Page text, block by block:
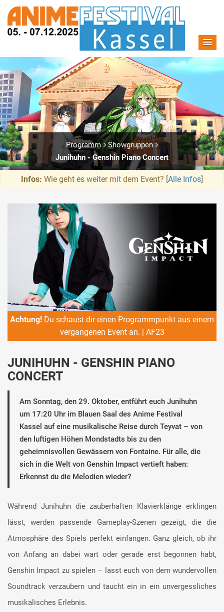
Programm
Showgruppen
Junihuhn - Genshin Piano Concert
Infos: Wie geht es weiter mit dem Event? [Alle Infos]
Achtung! Du schaust dir einen Programmpunkt aus einem
vergangenen Event an. | AF23
JUNIHUHN - GENSHIN PIANO
CONCERT
Am Sonntag, den 29. Oktober, entführt euch Junihuhn
um 17:20 Uhr im Blauen Saal des Anime Festival
Kassel auf eine musikalische Reise durch Teyvat – von
den luftigen Höhen Mondstadts bis zu den
geheimnisvollen Gewässern von Fontaine. Für alle, die
sich in die Welt von Genshin Impact vertieft haben:
Erkennst du die Melodien wieder?
Während Junihuhn die zauberhaften Klavierklänge erklingen
lässt, werden passende Gameplay-Szenen gezeigt, die die
Atmosphäre des Spiels perfekt einfangen. Ganz gleich, ob ihr
von Anfang an dabei wart oder gerade erst begonnen habt,
Genshin Impact zu spielen – lasst euch von dem wundervollen
Soundtrack verzaubern und taucht ein in ein unvergessliches
musikalisches Erlebnis.